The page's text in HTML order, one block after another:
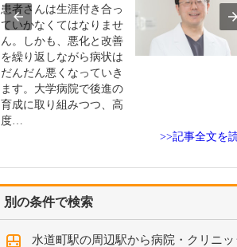
別の条件で検索
水道町駅の周辺駅から病院・クリニッ
患者さんは生涯付き合っ
ていかなくてはなりませ
ん。しかも、悪化と改善
を繰り返しながら病状は
だんだん悪くなっていき
ます。大学病院で後進の
育成に取り組みつつ、高
度…
>>記事全文を